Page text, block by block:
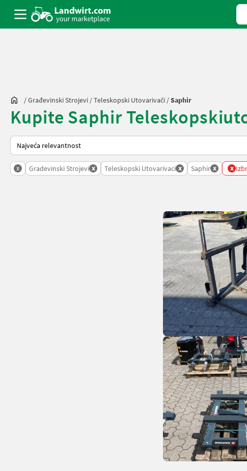
/Građevinski Strojevi /Teleskopski Utovarivači /Saphir
Kupite Saphir
Tako se sortira na Landwirt.com
x Gradevinski Strojevi x Teleskopski Utovarivaci x Saphir x x